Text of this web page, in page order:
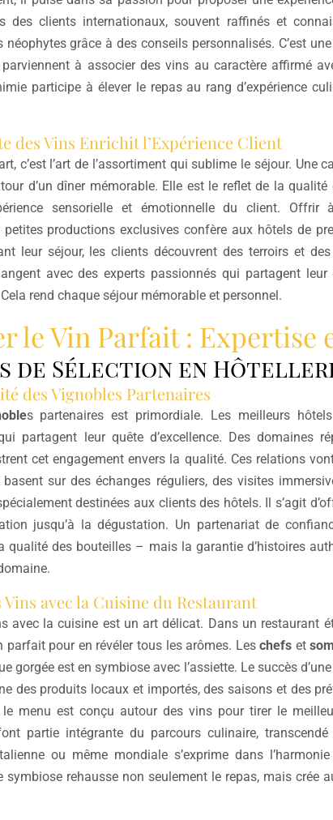
des clients internationaux, souvent raffinés et
néophytes grâce à des conseils personnalisés. C’est
à associer des vins au caractère affirmé
participe à élever le repas au rang d’expérience
des Vins Enrichit l’Expérience Client
c’est l’art de l’assortiment qui sublime le séjour. Une
d’un dîner mémorable. Elle est le reflet de la
sensorielle et émotionnelle du client.
petites productions exclusives confère aux hôtels de
leur séjour, les clients découvrent des terroirs et
avec des experts passionnés qui partagent
rend chaque séjour mémorable et personnel.
le Vin Parfait : Expertise
de Sélection en
des Vignobles Partenaires
s partenaires est primordiale. Les meilleurs
partagent leur quête d’excellence. Des domaines
cet engagement envers la qualité. Ces relations
sur des échanges réguliers, des visites
destinées aux clients des hôtels. Il s’agit
jusqu’à la dégustation. Un partenariat de
qualité des bouteilles – mais la garantie d’histoires
avec la Cuisine du Restaurant
avec la cuisine est un art délicat. Dans un restaurant
parfait pour en révéler tous les arômes. Leschefs et
gorgée est en symbiose avec l’assiette. Le succès
des produits locaux et importés, des saisons et des
le menu est conçu autour des vins pour tirer le
partie intégrante du parcours culinaire,
ou même mondiale s’exprime dans
symbiose rehausse non seulement le repas, mais crée